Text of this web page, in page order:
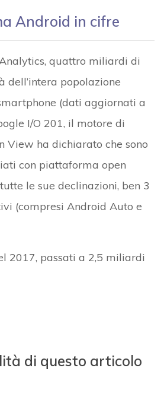
Android in cifre
quattro miliardi di
dell’intera popolazione
(dati aggiornati a
I/O 201, il motore di
View ha dichiarato che sono
con piattaforma open
le sue declinazioni, ben 3
(compresi Android Auto e
2017, passati a 2,5 miliardi
di questo articolo